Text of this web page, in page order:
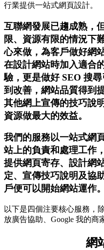
行業提供一站式網頁設計。
互聯網發展已趨成熟，
限、資源有限的情況下
心來做，為客戶做好網
在設計網站時加入適合
驗，更是做好 SEO 搜
到改善，網站品質得到
其他網上宣傳的技巧說
資源做最大的效益。
我們的服務以一站式網
站上的負責和處理工作
提供網頁寄存、設計網
定、宣傳技巧說明及協
戶便可以開始網站運作。
以下是四個注要核心服務，
放廣告協助、Google 我的商
網